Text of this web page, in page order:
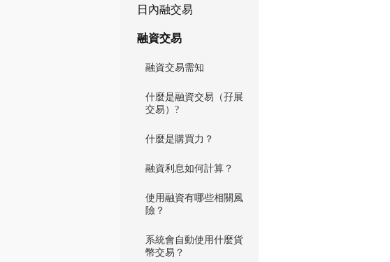
日內融交易
融資交易
融資交易需知
什麼是融資交易（孖展
交易）?
什麼是購買力？
融資利息如何計算？
使用融資有哪些相關風
險？
系統會自動使用什麼貨
幣交易？